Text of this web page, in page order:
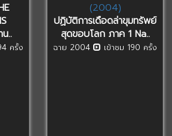
..
ครั้ง
ปฏิบัติการเดือดล่าขุมทรัพย์
สุดขอบโลก ภาค 1 Na..
ฉาย 2004 เข้าชม 190 ครั้ง